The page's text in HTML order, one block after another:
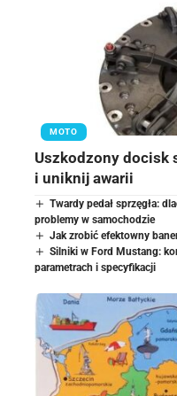
MOTO
Uszkodzony docisk
i uniknij awarii
Twardy pedał sprzęgła:
problemy w samochodzie
Jak zrobić efektowny
Silniki w Ford Mustang:
parametrach i specyfikacji